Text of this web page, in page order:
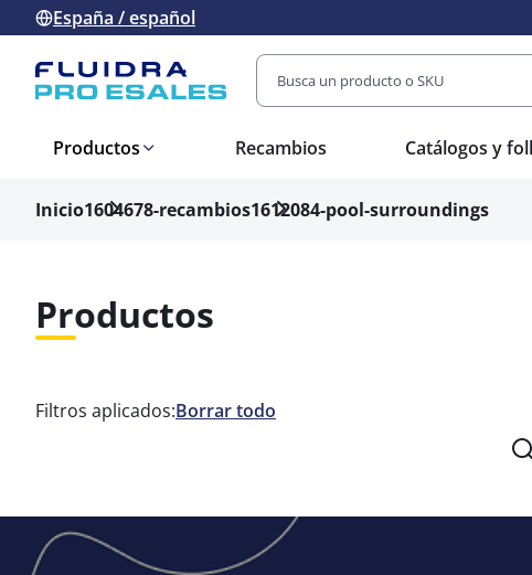
España / español
Productos Recambios Catálogos y
Inicio1604678-recambios1612084-pool-surroundings
Productos
Filtros aplicados:Borrar todo